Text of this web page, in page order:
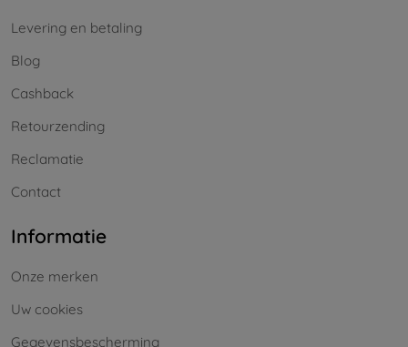
Levering en betaling
Blog
Cashback
Retourzending
Reclamatie
Contact
Informatie
Onze merken
Uw cookies
Gegevensbescherming